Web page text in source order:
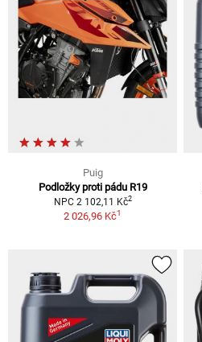
Puig
Podložky proti pádu R19
NPC 2 102,11 Kč2
2 026,96 Kč1